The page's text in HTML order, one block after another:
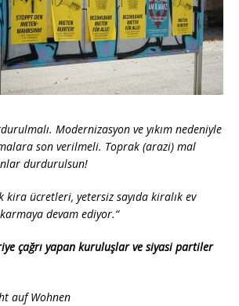
Modernizasyon ve yıkım nedeniyle
son verilmeli. Toprak (arazi) mal
durdurulsun!
kira ücretleri, yetersiz sayıda kiralık ev
devam ediyor.“
çağrı yapan kuruluşlar ve siyasi partiler
auf Wohnen